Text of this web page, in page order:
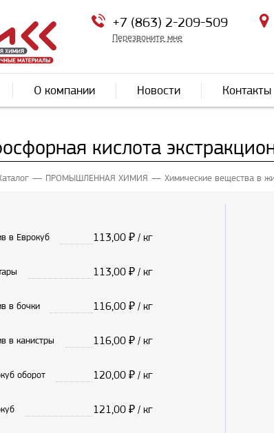
+7 (863) 2-209-509
Перезвоните мне
О компании Новости Контакты
кислота
ПРОМЫШЛЕННАЯ ХИМИЯ Химические вещества в
в Еврокуб 113,00 ₽ / кг
113,00 ₽ / кг
в бочки 116,00 ₽ / кг
в канистры 116,00 ₽ / кг
оборот 120,00 ₽ / кг
121,00 ₽ / кг